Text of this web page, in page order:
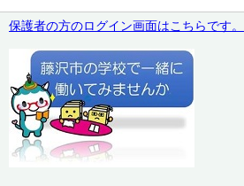
保護者の方のログイン画面はこちらです。